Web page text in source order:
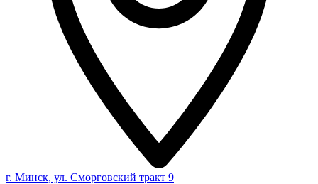
г. Минск, ул. Сморговский тракт 9